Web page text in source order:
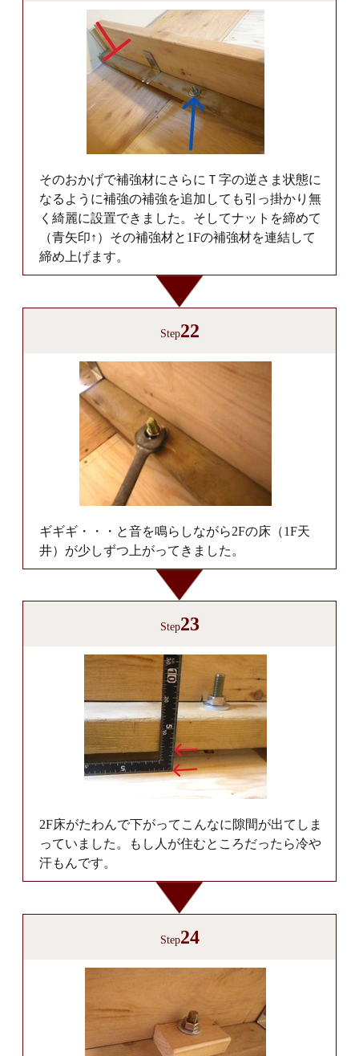
そのおかげで補強材にさらにＴ字の逆さま状態に
なるように補強の補強を追加しても引っ掛かり無
く綺麗に設置できました。そしてナットを締めて
（青矢印↑）その補強材と1Fの補強材を連結して
締め上げます。
Step22
ギギギ・・・と音を鳴らしながら2Fの床（1F天
井）が少しずつ上がってきました。
Step23
2F床がたわんで下がってこんなに隙間が出てしま
っていました。もし人が住むところだったら冷や
汗もんです。
Step24